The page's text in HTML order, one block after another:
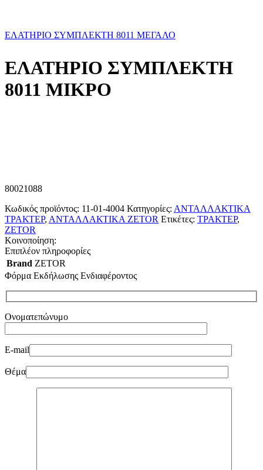
ΕΛΑΤΗΡΙΟ ΣΥΜΠΛΕΚΤΗ 8011 ΜΕΓΑΛΟ
ΕΛΑΤΗΡΙΟ ΣΥΜΠΛΕΚΤΗ
8011 ΜΙΚΡO
80021088
Κωδικός προϊόντος: 11-01-4004 Κατηγορίες: ΑΝΤΑΛΛΑΚΤΙΚΑ
ΤΡΑΚΤΕΡ, ΑΝΤΑΛΛΑΚΤΙΚΑ ZETOR Ετικέτες: ΤΡΑΚΤΕΡ,
ZETOR
Κοινοποίηση:
Επιπλέον πληροφορίες
Brand ZETOR
Φόρμα Εκδήλωσης Ενδιαφέροντος
Ονοματεπώνυμο
E-mail
Θέμα